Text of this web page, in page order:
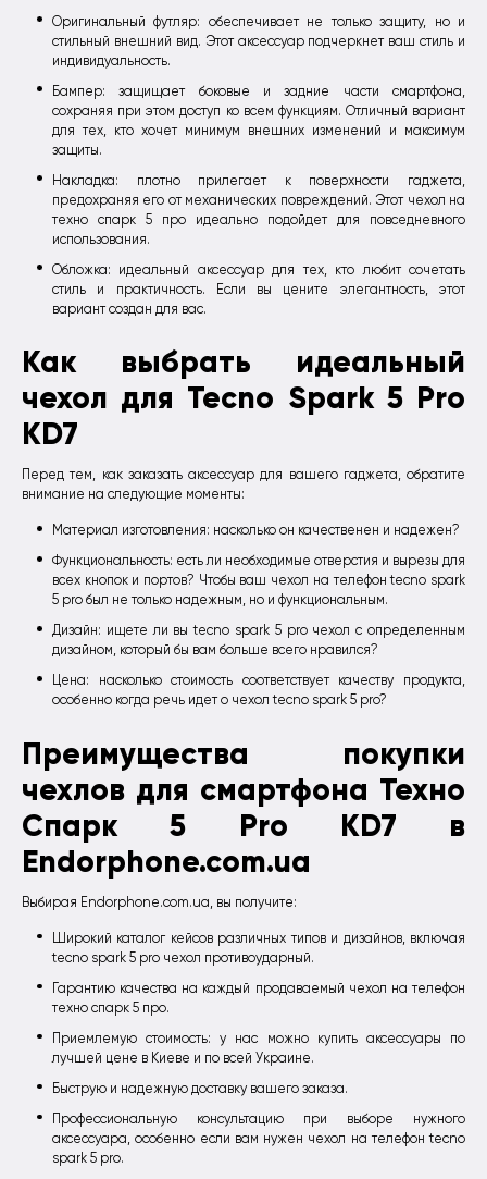
Оригинальный футляр: обеспечивает не только защиту, но и
стильный внешний вид. Этот аксессуар подчеркнет ваш стиль и
индивидуальность.
Бампер: защищает боковые и задние части смартфона,
сохраняя при этом доступ ко всем функциям. Отличный вариант
для тех, кто хочет минимум внешних изменений и максимум
защиты.
Накладка: плотно прилегает к поверхности гаджета,
предохраняя его от механических повреждений. Этот чехол на
техно спарк 5 про идеально подойдет для повседневного
использования.
Обложка: идеальный аксессуар для тех, кто любит сочетать
стиль и практичность. Если вы цените элегантность, этот
вариант создан для вас.
Как выбрать идеальный
чехол для Tecno Spark 5 Pro
KD7
Перед тем, как заказать аксессуар для вашего гаджета, обратите
внимание на следующие моменты:
Материал изготовления: насколько он качественен и надежен?
Функциональность: есть ли необходимые отверстия и вырезы для
всех кнопок и портов? Чтобы ваш чехол на телефон tecno spark
5 pro был не только надежным, но и функциональным.
Дизайн: ищете ли вы tecno spark 5 pro чехол с определенным
дизайном, который бы вам больше всего нравился?
Цена: насколько стоимость соответствует качеству продукта,
особенно когда речь идет о чехол tecno spark 5 pro?
Преимущества покупки
чехлов для смартфона Техно
Спарк 5 Pro KD7 в
Endorphone.com.ua
Выбирая Endorphone.com.ua, вы получите:
Широкий каталог кейсов различных типов и дизайнов, включая
tecno spark 5 pro чехол противоударный.
Гарантию качества на каждый продаваемый чехол на телефон
техно спарк 5 про.
Приемлемую стоимость: у нас можно купить аксессуары по
лучшей цене в Киеве и по всей Украине.
Быструю и надежную доставку вашего заказа.
Профессиональную консультацию при выборе нужного
аксессуара, особенно если вам нужен чехол на телефон tecno
spark 5 pro.